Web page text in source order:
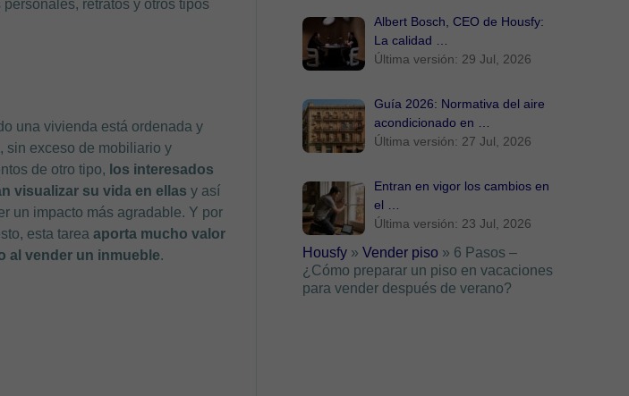
retratos y otros tipos
una vivienda está ordenada y
sin exceso de mobiliario y
de otro tipo, los interesados
visualizar su vida en ellas y así
un impacto más agradable. Y por
esta tareaaporta mucho valor
al vender un inmueble.
Albert Bosch, CEO de Housfy:
La calidad …
Última versión: 29 Jul, 2026
Guía 2026: Normativa del aire
acondicionado en …
Última versión: 27 Jul, 2026
Entran en vigor los cambios en
el …
Última versión: 23 Jul, 2026
Housfy »Vender piso » 6 Pasos –
¿Cómo preparar un piso en vacaciones
para vender después de verano?